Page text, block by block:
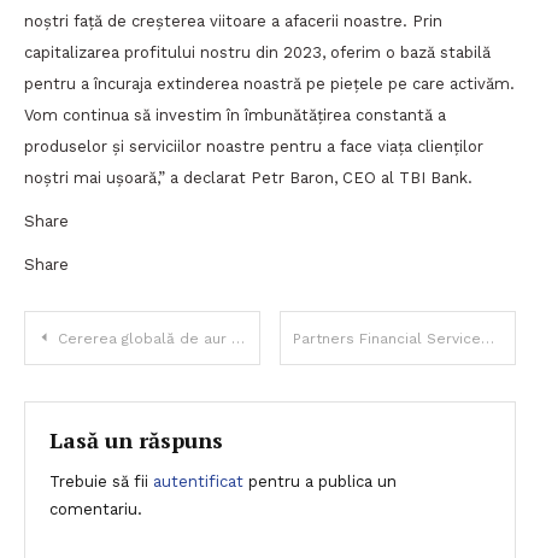
noștri față de creșterea viitoare a afacerii noastre. Prin
capitalizarea profitului nostru din 2023, oferim o bază stabilă
pentru a încuraja extinderea noastră pe piețele pe care activăm.
Vom continua să investim în îmbunătățirea constantă a
produselor și serviciilor noastre pentru a face viața clienților
noștri mai ușoară,” a declarat Petr Baron, CEO al TBI Bank.
Share
Share
Navigare
în
articole
Cererea globală de aur a atins 1.238 de tone în T1 2024 Partners Financial Services devine cel mai mare acționar al Transilvania Broker de Asigurări
Lasă un răspuns
Trebuie să fii autentificat pentru a publica un
comentariu.